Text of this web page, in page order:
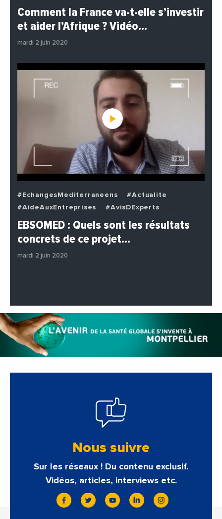
#EchangesMediterraneens
#Economie
#Politique
Comment la France va-t-elle s’investir
et aider l’Afrique ? Vidéo…
mardi 2 juin 2020
#EchangesMediterraneens
#Actualite
#AideAuxEntreprises
#AvisDExperts
#BuzzNews
#Decideurs
#Entreprises
#Institutions
EBSOMED : Quels sont les résultats
concrets de ce projet…
mardi 2 juin 2020
Nous suivre
Sur les réseaux ! Du contenu exclusif.
Vidéos, articles, interviews etc.